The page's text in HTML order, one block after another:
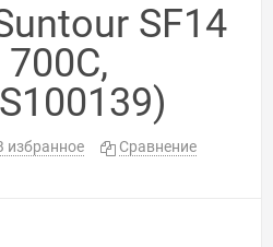
SF14
избранное Сравнение